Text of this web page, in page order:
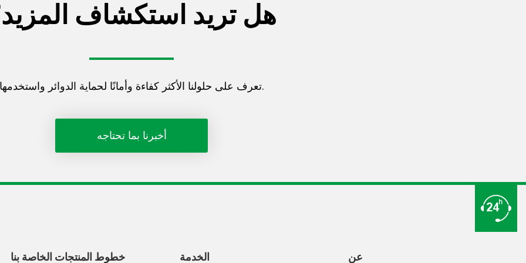
هل تريد استكشاف
تعرف على حلولنا الأكثر كفاءة وأمانًا لحماية الدوائر واستخدمها.
أخبرنا بما تحتاجه
خطوط المنتجات الخاصة بنا الخدمة عن